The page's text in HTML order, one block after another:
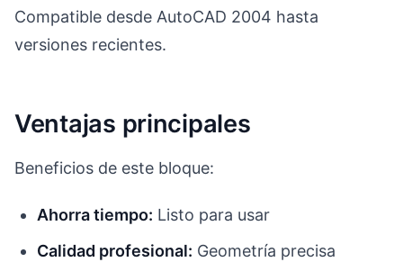
Compatible desde AutoCAD 2004 hasta
versiones recientes.
Ventajas principales
Beneficios de este bloque:
Ahorra tiempo: Listo para usar
Calidad profesional: Geometría precisa